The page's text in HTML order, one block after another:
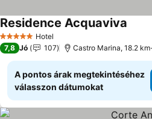
5 KategóriaHotel
Residence Acquaviva
7,8 Jó 107 Castro Marina, 18.2
A pontos árak megtekintéséhez
válasszon dátumokat